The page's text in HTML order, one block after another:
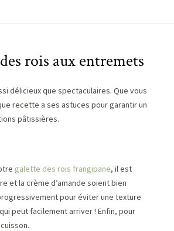
rois aux entremets
délicieux que spectaculaires. Que vous
recette a ses astuces pour garantir un
pâtissières.
galette des rois frangipane, il est
et la crème d’amande soient bien
pour éviter une texture
peut facilement arriver ! Enfin, pour